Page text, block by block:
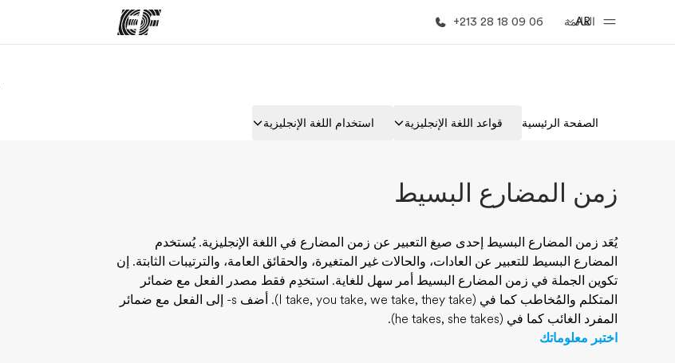
القائمة
AR
+213 28 18 09 06
الصفحة الرئيسية برامج الصفحة الرئيسية قواعد اللغة الإنجليزية استخدام اللغة الإنجليزية
زمن المضارع البسيط
يُعَد زمن المضارع البسيط إحدى صيغ التعبير عن زمن المضارع في اللغة الإنجليزية. يُستخدم
المضارع البسيط للتعبير عن العادات، والحالات غير المتغيرة، والحقائق العامة، والترتيبات الثابتة. إن
تكوين الجملة في زمن المضارع البسيط أمر سهل للغاية. استخدِم فقط مصدر الفعل مع ضمائر
المتكلم والمُخاطب كما في (I take, you take, we take, they take). أضف
-s إلى الفعل مع ضمائر
المفرد الغائب كما في (he takes, she takes).
اختبر معلوماتك